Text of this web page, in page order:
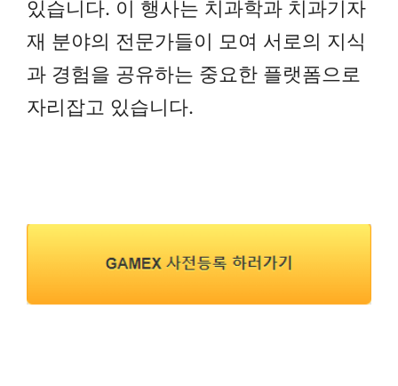
있습니다. 이 행사는 치과학과 치과기자
재 분야의 전문가들이 모여 서로의 지식
과 경험을 공유하는 중요한 플랫폼으로
자리잡고 있습니다.